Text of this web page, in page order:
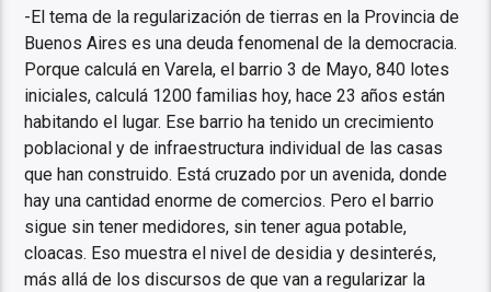
-El tema de la regularización de tierras en la Provincia de
Buenos Aires es una deuda fenomenal de la democracia.
Porque calculá en Varela, el barrio 3 de Mayo, 840 lotes
iniciales, calculá 1200 familias hoy, hace 23 años están
habitando el lugar. Ese barrio ha tenido un crecimiento
poblacional y de infraestructura individual de las casas
que han construido. Está cruzado por un avenida, donde
hay una cantidad enorme de comercios. Pero el barrio
sigue sin tener medidores, sin tener agua potable,
cloacas. Eso muestra el nivel de desidia y desinterés,
más allá de los discursos de que van a regularizar la